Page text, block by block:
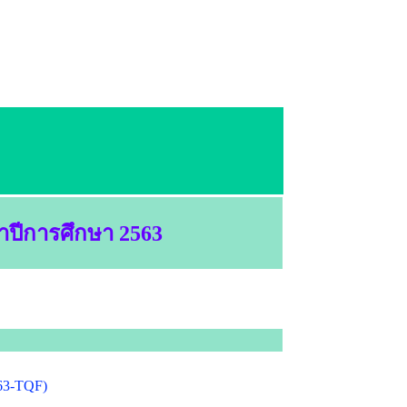
ปีการศึกษา 2563
TQF)